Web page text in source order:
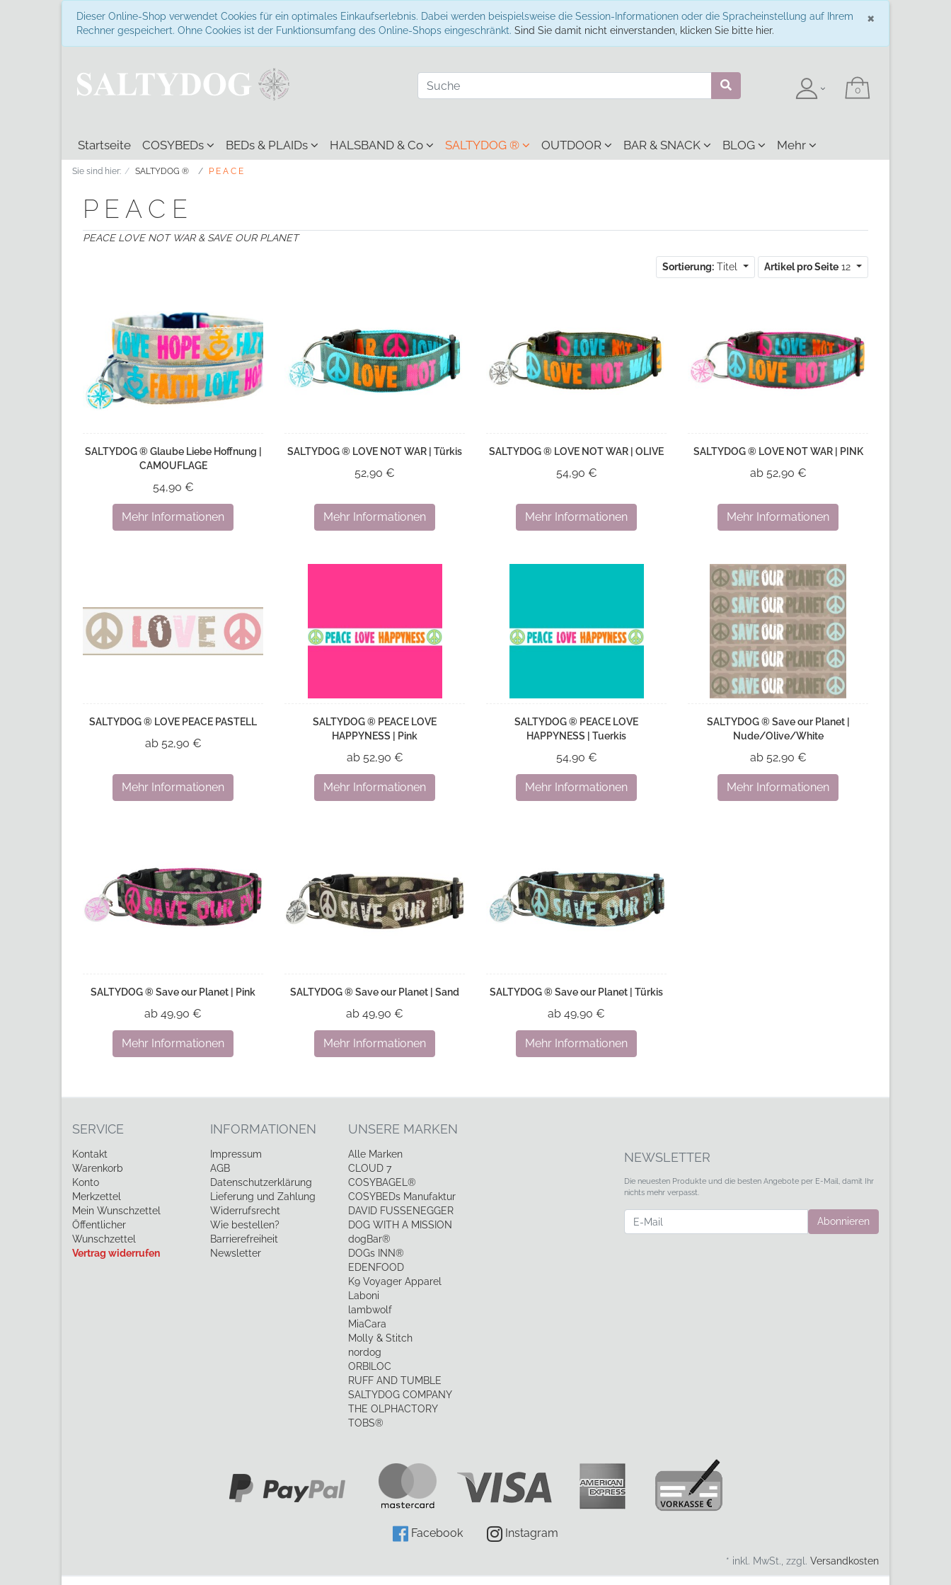
×
Dieser Online-Shop verwendet Cookies für ein optimales Einkaufserlebnis. Dabei werden beispielsweise die Session-Informationen oder die Spracheinstellung auf Ihrem
Rechner gespeichert. Ohne Cookies ist der Funktionsumfang des Online-Shops eingeschränkt. Sind Sie damit nicht einverstanden, klicken Sie bitte hier.
Startseite COSYBEDs BEDs & PLAIDs HALSBAND & Co SALTYDOG ® OUTDOOR BAR & SNACK BLOG Mehr
Sie sind hier: SALTYDOG ® P E A C E
P E A C E
PEACE LOVE NOT WAR & SAVE OUR PLANET
Sortierung: Titel Artikel pro Seite 12
SALTYDOG ® Glaube Liebe Hoffnung |
CAMOUFLAGE
54,90 €
Mehr Informationen
SALTYDOG ® LOVE NOT WAR | Türkis
52,90 €
Mehr Informationen
SALTYDOG ® LOVE NOT WAR | OLIVE
54,90 €
Mehr Informationen
SALTYDOG ® LOVE NOT WAR | PINK
ab 52,90 €
Mehr Informationen
SALTYDOG ® LOVE PEACE PASTELL
ab 52,90 €
Mehr Informationen
SALTYDOG ® PEACE LOVE
HAPPYNESS | Pink
ab 52,90 €
Mehr Informationen
SALTYDOG ® PEACE LOVE
HAPPYNESS | Tuerkis
54,90 €
Mehr Informationen
SALTYDOG ® Save our Planet |
Nude/Olive/White
ab 52,90 €
Mehr Informationen
SALTYDOG ® Save our Planet | Pink
ab 49,90 €
Mehr Informationen
SALTYDOG ® Save our Planet | Sand
ab 49,90 €
Mehr Informationen
SALTYDOG ® Save our Planet | Türkis
ab 49,90 €
Mehr Informationen
SERVICE
Kontakt
Warenkorb
Konto
Merkzettel
Mein Wunschzettel
Öffentlicher
Wunschzettel
Vertrag widerrufen
INFORMATIONEN
Impressum
AGB
Datenschutzerklärung
Lieferung und Zahlung
Widerrufsrecht
Wie bestellen?
Barrierefreiheit
Newsletter
UNSERE MARKEN
Alle Marken
CLOUD 7
COSYBAGEL®
COSYBEDs Manufaktur
DAVID FUSSENEGGER
DOG WITH A MISSION
dogBar®
DOGs INN®
EDENFOOD
K9 Voyager Apparel
Laboni
lambwolf
MiaCara
Molly & Stitch
nordog
ORBILOC
RUFF AND TUMBLE
SALTYDOG COMPANY
THE OLPHACTORY
TOBS®
NEWSLETTER
Die neuesten Produkte und die besten Angebote per E-Mail, damit Ihr
nichts mehr verpasst.
Newsletter Abonnieren
Facebook Instagram
* inkl. MwSt., zzgl. Versandkosten